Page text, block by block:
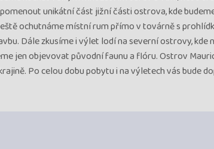
unikátní část jižní části ostrova, kde
ochutnáme místní rum přímo v továrně s
Dále zkusíme i výlet lodí na severní ostrovy, kde
jen objevovat původní faunu a flóru. Ostrov
Po celou dobu pobytu i na výletech vás bude